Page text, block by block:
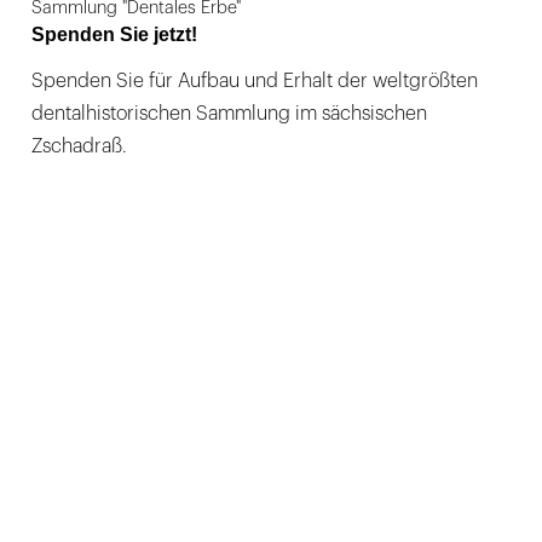
Sammlung "Dentales Erbe"
Spenden Sie jetzt!
Spenden Sie für Aufbau und Erhalt der weltgrößten
dentalhistorischen Sammlung im sächsischen
Zschadraß.